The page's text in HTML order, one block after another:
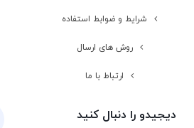
شرایط و ضوابط استفاده
روش های ارسال
ارتباط با ما
دیجیدو را دنبال کنید